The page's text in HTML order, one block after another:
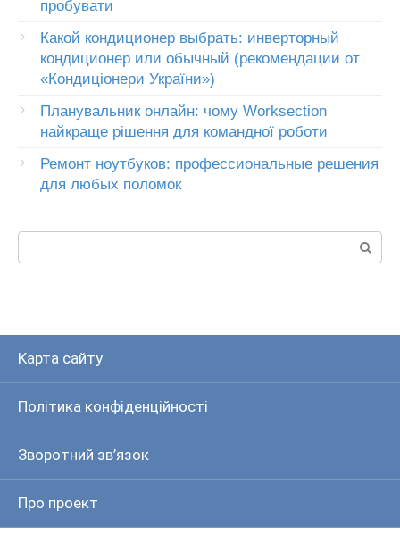
пробувати
Какой кондиционер выбрать: инверторный
кондиционер или обычный (рекомендации от
«Кондиціонери України»)
Планувальник онлайн: чому Worksection
найкраще рішення для командної роботи
Ремонт ноутбуков: профессиональные решения
для любых поломок
Карта сайту
Політика конфіденційності
Зворотний зв’язок
Про проект